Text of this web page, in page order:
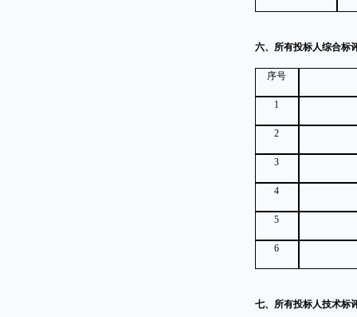
六、所有投标人综合标
序号
1
2
3
4
5
6
七、所有投标人技术标